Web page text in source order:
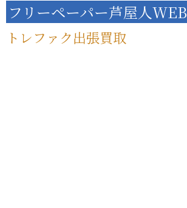
フリーペーパー芦屋人WEB
トレファク出張買取